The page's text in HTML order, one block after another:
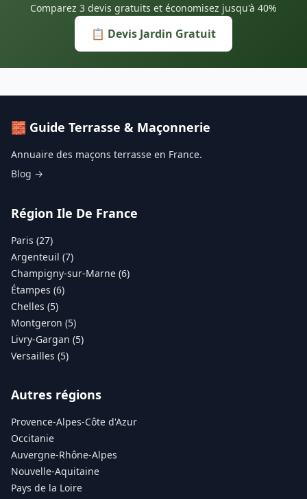
Comparez 3 devis gratuits et économisez jusqu'à 40%
📋 Devis Jardin Gratuit
🧱 Guide Terrasse & Maçonnerie
Annuaire des maçons terrasse en France.
Blog →
Région Ile De France
Paris (27)
Argenteuil (7)
Champigny-sur-Marne (6)
Étampes (6)
Chelles (5)
Montgeron (5)
Livry-Gargan (5)
Versailles (5)
Autres régions
Provence-Alpes-Côte d'Azur
Occitanie
Auvergne-Rhône-Alpes
Nouvelle-Aquitaine
Pays de la Loire